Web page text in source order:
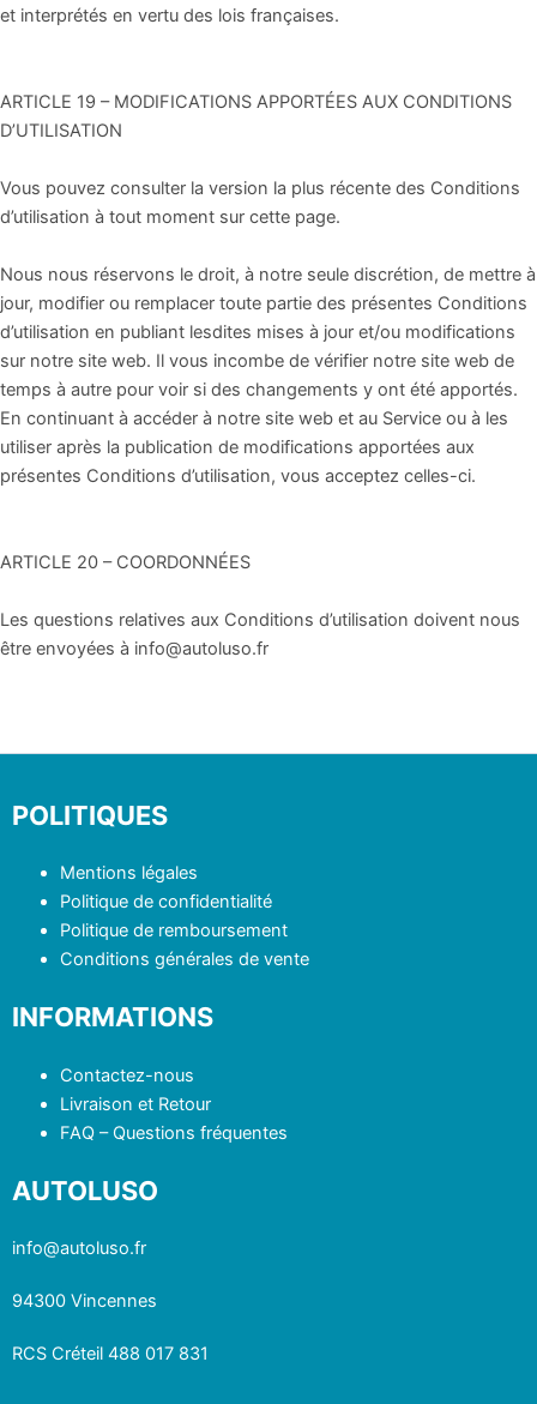
et interprétés en vertu des lois françaises.
ARTICLE 19 – MODIFICATIONS APPORTÉES AUX CONDITIONS
D’UTILISATION
Vous pouvez consulter la version la plus récente des Conditions
d’utilisation à tout moment sur cette page.
Nous nous réservons le droit, à notre seule discrétion, de mettre à
jour, modifier ou remplacer toute partie des présentes Conditions
d’utilisation en publiant lesdites mises à jour et/ou modifications
sur notre site web. Il vous incombe de vérifier notre site web de
temps à autre pour voir si des changements y ont été apportés.
En continuant à accéder à notre site web et au Service ou à les
utiliser après la publication de modifications apportées aux
présentes Conditions d’utilisation, vous acceptez celles-ci.
ARTICLE 20 – COORDONNÉES
Les questions relatives aux Conditions d’utilisation doivent nous
être envoyées à info@autoluso.fr
POLITIQUES
Mentions légales
Politique de confidentialité
Politique de remboursement
Conditions générales de vente
INFORMATIONS
Contactez-nous
Livraison et Retour
FAQ – Questions fréquentes
AUTOLUSO
info@autoluso.fr
94300 Vincennes
RCS Créteil 488 017 831